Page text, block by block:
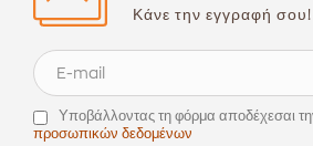
Κάνε την εγγραφή σου!
Υποβάλλοντας τη φόρμα αποδέχεσαι
προσωπικών δεδομένων